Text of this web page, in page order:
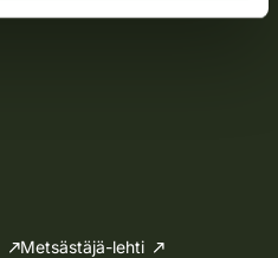
Metsästäjä-lehti